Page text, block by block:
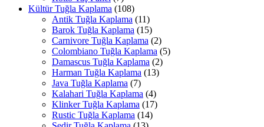
Kültür Tuğla Kaplama (108)
Antik Tuğla Kaplama (11)
Barok Tuğla Kaplama (15)
Carnivore Tuğla Kaplama (2)
Colombiano Tuğla Kaplama (5)
Damascus Tuğla Kaplama (2)
Harman Tuğla Kaplama (13)
Java Tuğla Kaplama (7)
Kalahari Tuğla Kaplama (4)
Klinker Tuğla Kaplama (17)
Rustic Tuğla Kaplama (14)